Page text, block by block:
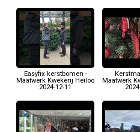
Easyfix kerstbomen -
Maatwerk Kwekerij Heiloo
2024-12-11
Maatwerk